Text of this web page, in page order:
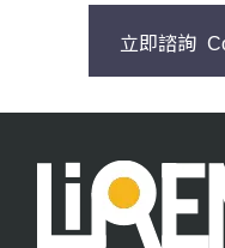
立即諮詢